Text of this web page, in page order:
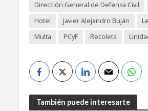
Dirección General de Defensa Civil
Hotel
Javier Alejandro Buján
Multa
PCyF Recoleta
También puede interesarte